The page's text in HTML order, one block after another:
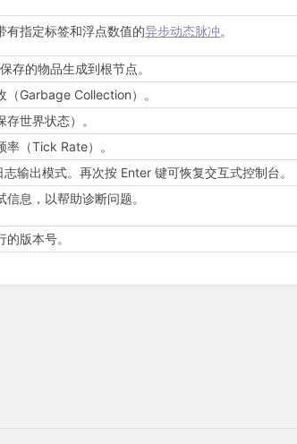
有指定标签和浮点数值的异步动态脉冲。
存的物品生成到根节点。
（Garbage Collection）。
世界状态）。
（Tick Rate）。
输出模式。再次按 Enter 键可恢复交互式控制台。
息，以帮助诊断问题。
版本号。